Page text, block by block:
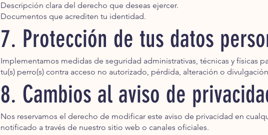
Descripción clara del derecho que deseas ejercer.
Documentos que acrediten tu identidad.
7. Protección de tus datos
Implementamos medidas de seguridad administrativas, técnicas y físicas
tu(s) perro(s) contra acceso no autorizado, pérdida, alteración o
8. Cambios al aviso de
Nos reservamos el derecho de modificar este aviso de privacidad en
notificado a través de nuestro sitio web o canales oficiales.